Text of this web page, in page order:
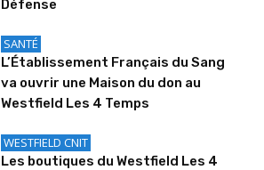
Défense
SANTÉ
L’Établissement Français du Sang
va ouvrir une Maison du don au
Westfield Les 4 Temps
WESTFIELD CNIT
Les boutiques du Westfield Les 4